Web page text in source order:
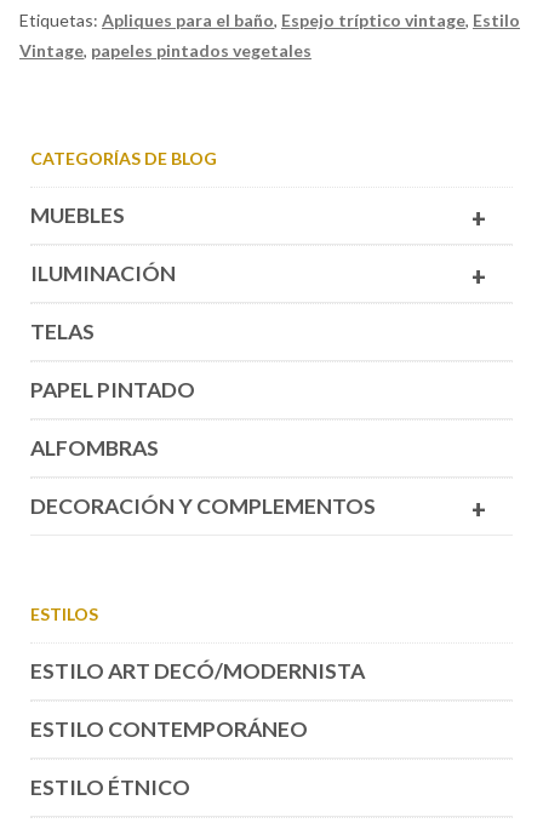
Etiquetas: Apliques para el baño, Espejo tríptico vintage, Estilo
Vintage, papeles pintados vegetales
CATEGORÍAS DE BLOG
+
MUEBLES
+
ILUMINACIÓN
TELAS
PAPEL PINTADO
ALFOMBRAS
+
DECORACIÓN Y COMPLEMENTOS
ESTILOS
ESTILO ART DECÓ/MODERNISTA
ESTILO CONTEMPORÁNEO
ESTILO ÉTNICO